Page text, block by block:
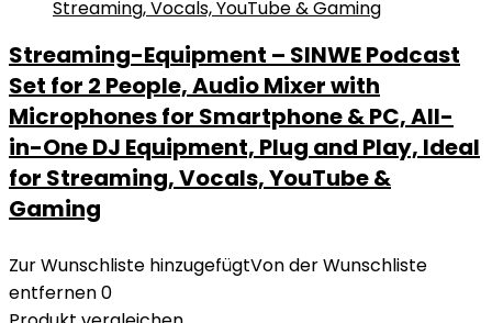
Streaming-Equipment – SINWE Podcast
Set for 2 People, Audio Mixer with
Microphones for Smartphone & PC, All-
in-One DJ Equipment, Plug and Play, Ideal
for Streaming, Vocals, YouTube &
Gaming
Zur Wunschliste hinzugefügtVon der Wunschliste
entfernen0